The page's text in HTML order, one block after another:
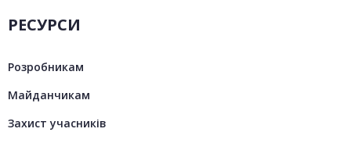
РЕСУРСИ
Розробникам
Майданчикам
Захист учасників